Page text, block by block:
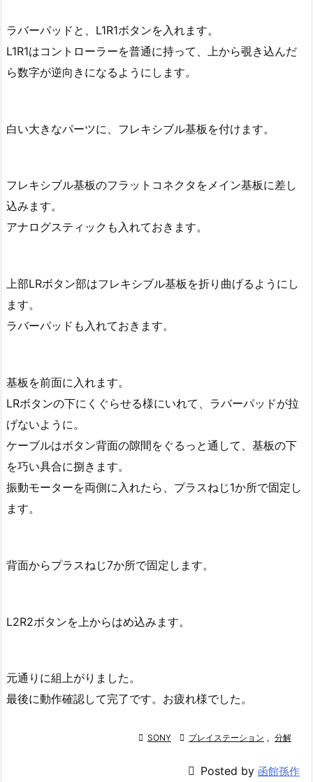
ラバーパッドと、L1R1ボタンを入れます。
L1R1はコントローラーを普通に持って、上から覗き込んだ
ら数字が逆向きになるようにします。
白い大きなパーツに、フレキシブル基板を付けます。
フレキシブル基板のフラットコネクタをメイン基板に差し
込みます。
アナログスティックも入れておきます。
上部LRボタン部はフレキシブル基板を折り曲げるようにし
ます。
ラバーパッドも入れておきます。
基板を前面に入れます。
LRボタンの下にくぐらせる様にいれて、ラバーパッドが拉
げないように。
ケーブルはボタン背面の隙間をぐるっと通して、基板の下
を巧い具合に捌きます。
振動モーターを両側に入れたら、プラスねじ1か所で固定し
ます。
背面からプラスねじ7か所で固定します。
L2R2ボタンを上からはめ込みます。
元通りに組上がりました。
最後に動作確認して完了です。お疲れ様でした。
 SONY  プレイステーション , 分解
 Posted by 函館孫作